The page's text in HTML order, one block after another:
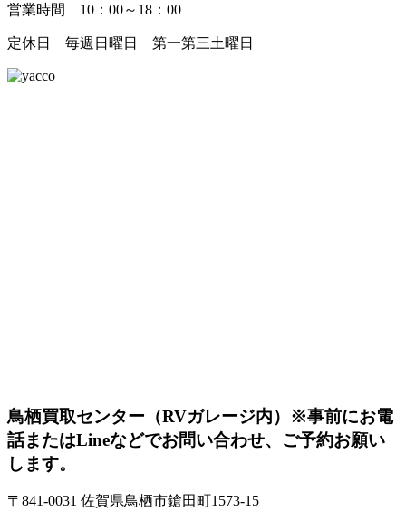
営業時間 10：00～18：00
定休日 毎週日曜日 第一第三土曜日
鳥栖買取センター（RVガレージ内） ※事前にお電
話またはLineなどでお問い合わせ、ご予約お願い
します。
〒841-0031 佐賀県鳥栖市鎗田町1573-15